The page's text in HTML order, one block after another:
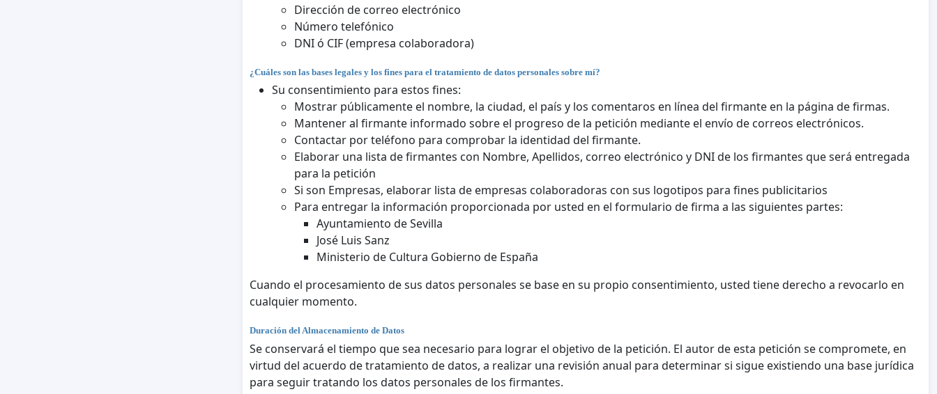
Dirección de correo electrónico
Número telefónico
DNI ó CIF (empresa colaboradora)
¿Cuáles son las bases legales y los fines para el tratamiento de datos personales sobre mí?
Su consentimiento para estos fines:
Mostrar públicamente el nombre, la ciudad, el país y los comentaros en línea del firmante en la página de firmas.
Mantener al firmante informado sobre el progreso de la petición mediante el envío de correos electrónicos.
Contactar por teléfono para comprobar la identidad del firmante.
Elaborar una lista de firmantes con Nombre, Apellidos, correo electrónico y DNI de los firmantes que será entregada
para la petición
Si son Empresas, elaborar lista de empresas colaboradoras con sus logotipos para fines publicitarios
Para entregar la información proporcionada por usted en el formulario de firma a las siguientes partes:
Ayuntamiento de Sevilla
José Luis Sanz
Ministerio de Cultura Gobierno de España
Cuando el procesamiento de sus datos personales se base en su propio consentimiento, usted tiene derecho a revocarlo en
cualquier momento.
Duración del Almacenamiento de Datos
Se conservará el tiempo que sea necesario para lograr el objetivo de la petición. El autor de esta petición se compromete, en
virtud del acuerdo de tratamiento de datos, a realizar una revisión anual para determinar si sigue existiendo una base jurídica
para seguir tratando los datos personales de los firmantes.